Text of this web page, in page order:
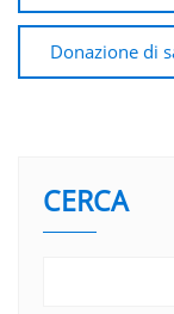
Donazione di
CERCA